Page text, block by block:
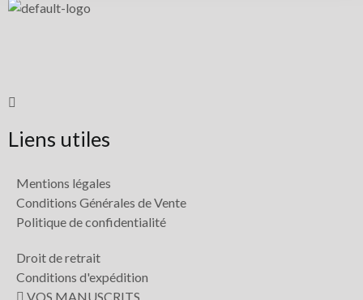
Liens utiles
Mentions légales
Conditions Générales de Vente
Politique de confidentialité
Droit de retrait
Conditions d'expédition
VOS MANUSCRITS